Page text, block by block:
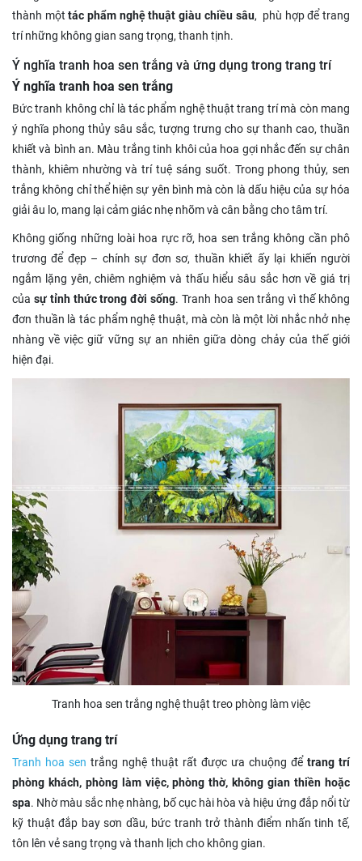
thành mộttác phẩm nghệ thuật giàu chiều sâu, phù hợp để trang
trí những không gian sang trọng, thanh tịnh.
Ý nghĩa tranh hoa sen trắng và ứng dụng trong trang trí
Ý nghĩa tranh hoa sen trắng
Bức tranh không chỉ là tác phẩm nghệ thuật trang trí mà còn mang
ý nghĩa phong thủy sâu sắc, tượng trưng cho sự thanh cao, thuần
khiết và bình an. Màu trắng tinh khôi của hoa gợi nhắc đến sự chân
thành, khiêm nhường và trí tuệ sáng suốt. Trong phong thủy, sen
trắng không chỉ thể hiện sự yên bình mà còn là dấu hiệu của sự hóa
giải âu lo, mang lại cảm giác nhẹ nhõm và cân bằng cho tâm trí.
Không giống những loài hoa rực rỡ, hoa sen trắng không cần phô
trương để đẹp – chính sự đơn sơ, thuần khiết ấy lại khiến người
ngắm lặng yên, chiêm nghiệm và thấu hiểu sâu sắc hơn về giá trị
của sự tỉnh thức trong đời sống. Tranh hoa sen trắng vì thế không
đơn thuần là tác phẩm nghệ thuật, mà còn là một lời nhắc nhở nhẹ
nhàng về việc giữ vững sự an nhiên giữa dòng chảy của thế giới
hiện đại.
Tranh hoa sen trắng nghệ thuật treo phòng làm việc
Ứng dụng trang trí
Tranh hoa sen trắng nghệ thuật rất được ưa chuộng để trang trí
phòng khách, phòng làm việc, phòng thờ, không gian thiền hoặc
spa. Nhờ màu sắc nhẹ nhàng, bố cục hài hòa và hiệu ứng đắp nổi từ
kỹ thuật đắp bay sơn dầu, bức tranh trở thành điểm nhấn tinh tế,
tôn lên vẻ sang trọng và thanh lịch cho không gian.